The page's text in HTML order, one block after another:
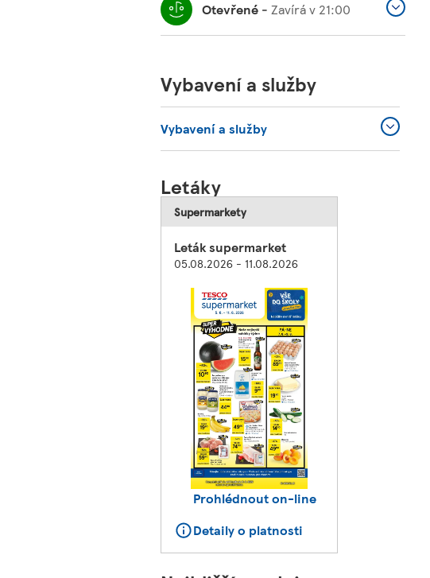
Otevřené - Zavírá v 21:00
Vybavení a služby
Vybavení a služby
Letáky
Supermarkety
Leták supermarket
05.08.2026 - 11.08.2026
Prohlédnout on-line
Detaily o platnosti